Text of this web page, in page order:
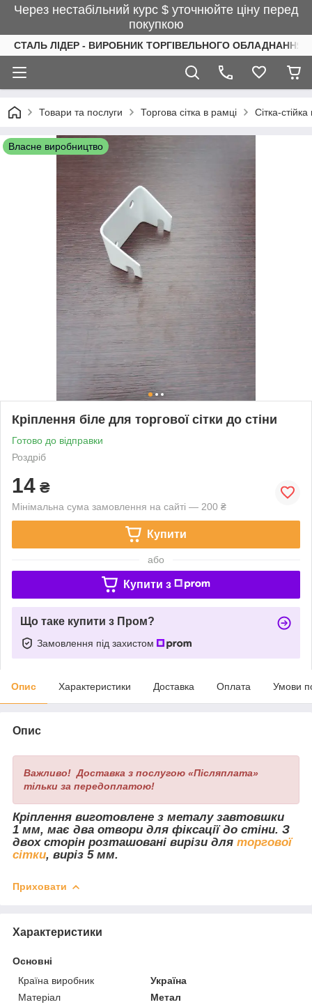
Через нестабільний курс $ уточнюйте ціну перед
покупкою
СТАЛЬ ЛІДЕР - ВИРОБНИК ТОРГІВЕЛЬНОГО ОБЛАДНАННЯ
Товари та послуги Торгова сітка в рамці Сітка-
Власне виробництво
Кріплення біле для торгової сітки до стіни
Готово до відправки
Роздріб
14 ₴
Мінімальна сума замовлення на сайті — 200 ₴
Купити
або
Купити з
Що таке купити з Пром?
Замовлення під захистом
Опис Характеристики Доставка Оплата Умови
Опис
Важливо! Доставка з послугою «Післяплата»
тільки за передоплатою!
Кріплення виготовлене з металу завтовшки
1 мм, має два отвори для фіксації до стіни. З
двох сторін розташовані вирізи для торгової
сітки, виріз 5 мм.
Приховати
Характеристики
Основні
Країна виробник
Україна
Матеріал
Метал